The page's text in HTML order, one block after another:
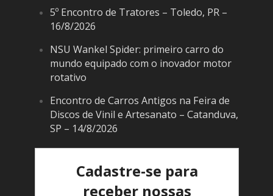
5º Encontro de Tratores – Toledo, PR –
16/8/2026
NSU Wankel Spider: primeiro carro do
mundo equipado com o inovador motor
rotativo
Encontro de Carros Antigos na Feira de
Discos de Vinil e Artesanato – Catanduva,
SP – 14/8/2026